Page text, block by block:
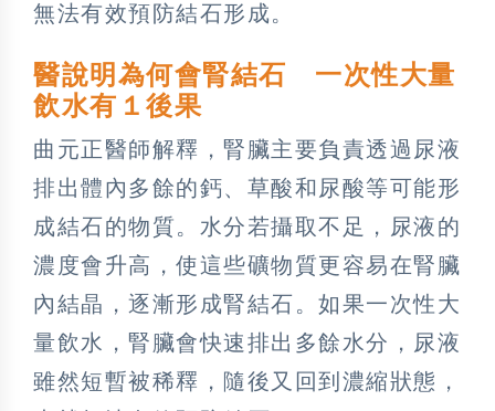
無法有效預防結石形成。
醫說明為何會腎結石 一次性大量
飲水有１後果
曲元正醫師解釋，腎臟主要負責透過尿液
排出體內多餘的鈣、草酸和尿酸等可能形
成結石的物質。水分若攝取不足，尿液的
濃度會升高，使這些礦物質更容易在腎臟
內結晶，逐漸形成腎結石。如果一次性大
量飲水，腎臟會快速排出多餘水分，尿液
雖然短暫被稀釋，隨後又回到濃縮狀態，